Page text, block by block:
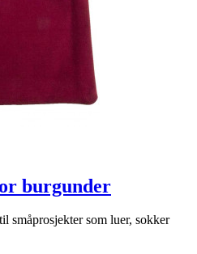
burgunder
småprosjekter som luer, sokker